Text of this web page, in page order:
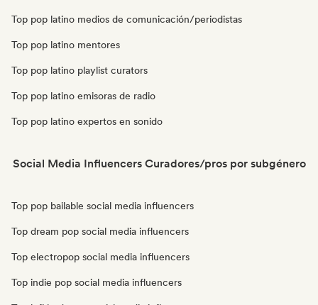
Top pop latino medios de comunicación/periodistas
Top pop latino mentores
Top pop latino playlist curators
Top pop latino emisoras de radio
Top pop latino expertos en sonido
Social Media Influencers Curadores/pros por subgénero
Top pop bailable social media influencers
Top dream pop social media influencers
Top electropop social media influencers
Top indie pop social media influencers